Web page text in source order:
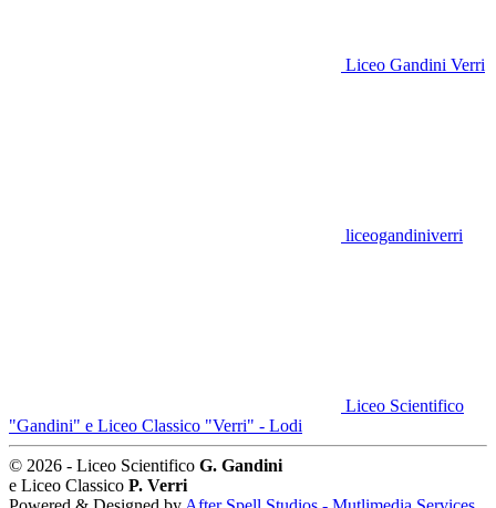
Liceo Gandini Verri
liceogandiniverri
Liceo Scientifico
"Gandini" e Liceo Classico "Verri" - Lodi
© 2026 - Liceo Scientifico G. Gandini
e Liceo Classico P. Verri